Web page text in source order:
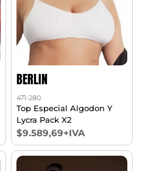
BERLIN
471-280
Top Especial Algodon Y
Lycra Pack X2
$9.589,69+IVA